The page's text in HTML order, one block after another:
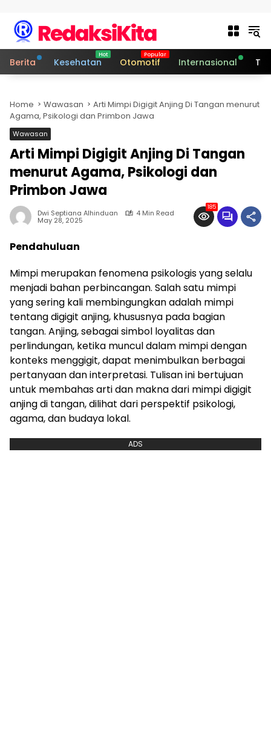
Berita Kesehatan Otomotif Internasional
Home Wawasan
Arti Mimpi Digigit Anjing Di Tangan menurut
Agama, Psikologi dan Primbon Jawa
Wawasan
Arti Mimpi Digigit Anjing Di Tangan
menurut Agama, Psikologi dan
Primbon Jawa
Dwi Septiana Alhinduan 4 Min Read
May 28, 2025
185
Pendahuluan
Mimpi merupakan fenomena psikologis yang selalu
menjadi bahan perbincangan. Salah satu mimpi
yang sering kali membingungkan adalah mimpi
tentang digigit anjing, khususnya pada bagian
tangan. Anjing, sebagai simbol loyalitas dan
perlindungan, ketika muncul dalam mimpi dengan
konteks menggigit, dapat menimbulkan berbagai
pertanyaan dan interpretasi. Tulisan ini bertujuan
untuk membahas arti dan makna dari mimpi digigit
anjing di tangan, dilihat dari perspektif psikologi,
agama, dan budaya lokal.
ADS